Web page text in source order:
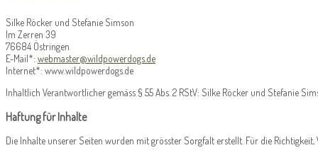
Silke Röcker und Stefanie Simson
Im Zerren 39
76684 Östringen
E-Mail*: webmaster@wildpowerdogs.de
Internet*: www.wildpowerdogs.de
Inhaltlich Verantwortlicher gemäss § 55 Abs. 2 RStV: Silke Röcker und Stefanie
Haftung für Inhalte
Die Inhalte unserer Seiten wurden mit grösster Sorgfalt erstellt. Für die